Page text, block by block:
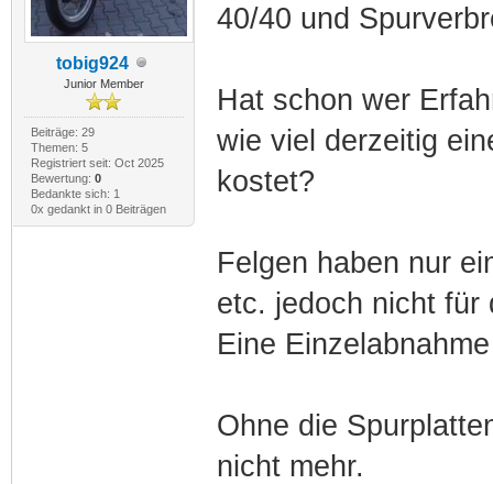
tobig924
Junior Member
Beiträge: 29
Themen: 5
Registriert seit: Oct 2025
Bewertung: 0
Bedankte sich: 1
0x gedankt in 0 Beiträgen
40/40 und
Hat schon wer
wie viel derzeitig
kostet?
Felgen haben nur
etc. jedoch nicht
Eine
Ohne die
nicht mehr.